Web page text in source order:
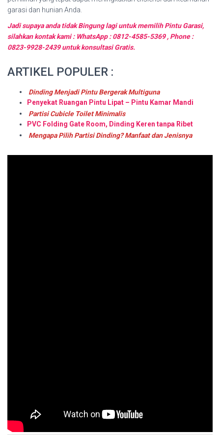
garasi dan hunian Anda.
Jadi supaya anda tidak Bingung lagi untuk memilih Pintu Garasi,
silahkan kontak kami : WhatsApp : 0812-4585-5369 , Phone :
0823-9928-2439 untuk konsultasi Gratis.
ARTIKEL POPULER :
Dinding Menjadi Pintu Bergerak Multiguna
Penyekat Ruangan Pintu Lipat – Pintu Kamar Mandi
Partisi Cubicle Toilet Minimalis
PVC Folding Gate Room, Dinding Keren tanpa Ribet
Mengapa Pilih Partisi Dinding? Manfaat dan Jenisnya